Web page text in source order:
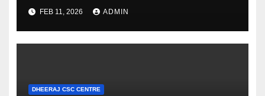
FEB 11, 2026 ADMIN
DHEERAJ CSC CENTRE